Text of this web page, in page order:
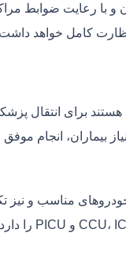
با رعایت ضوابط
کامل خواهد
برای انتقال
نیاز بیماران، انجام
خودروهای مناسب و